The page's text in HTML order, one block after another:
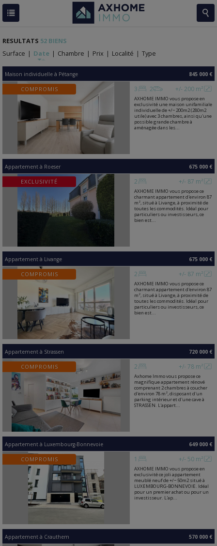
RESULTATS 52 BIENS
Surface | Date | Chambre | Prix | Localité | Type
Maison individuelle à Pétange 845 000 €
COMPROMIS +/- 200 m²
3 2
AXHOME IMMO vous propose en
exclusivité une maison unifamiliale
individuelle de +/− 200m2 (280m2
utile) avec 3 chambres, ainsi qu'une
possible grande chambre à
aménagée dans les...
Appartement à Roeser 675 000 €
EXCLUSIVITÉ +/- 87 m²
2
AXHOME IMMO vous propose ce
charmant appartement d'environ 87
m², situé à Livange, à proximité de
toutes les commodités. Idéal pour
particuliers ou investisseurs, ce
bien est...
Appartement à Livange 675 000 €
COMPROMIS +/- 87 m²
2
AXHOME IMMO vous propose ce
charmant appartement d'environ 87
m², situé à Livange, à proximité de
toutes les commodités. Idéal pour
particuliers ou investisseurs, ce
bien est...
Appartement à Strassen 720 000 €
COMPROMIS +/- 78 m²
2
Axhome Immo vous propose ce
magnifique appartement rénové
comprenant 2 chambres à coucher
d'environ 78 m², disposant d'un
parking intérieur et d'une cave à
STRASSEN. L'appart...
Appartement à Luxembourg-Bonnevoie 649 000 €
COMPROMIS +/- 50 m²
1
AXHOME IMMO vous propose en
exclusivité ce joli appartement
meublé neuf de +/− 50m2 situé à
LUXEMBOURG-BONNEVOIE. Idéal
pour un premier achat ou pour un
investisseur. L'ap...
Appartement à Crauthem 570 000 €